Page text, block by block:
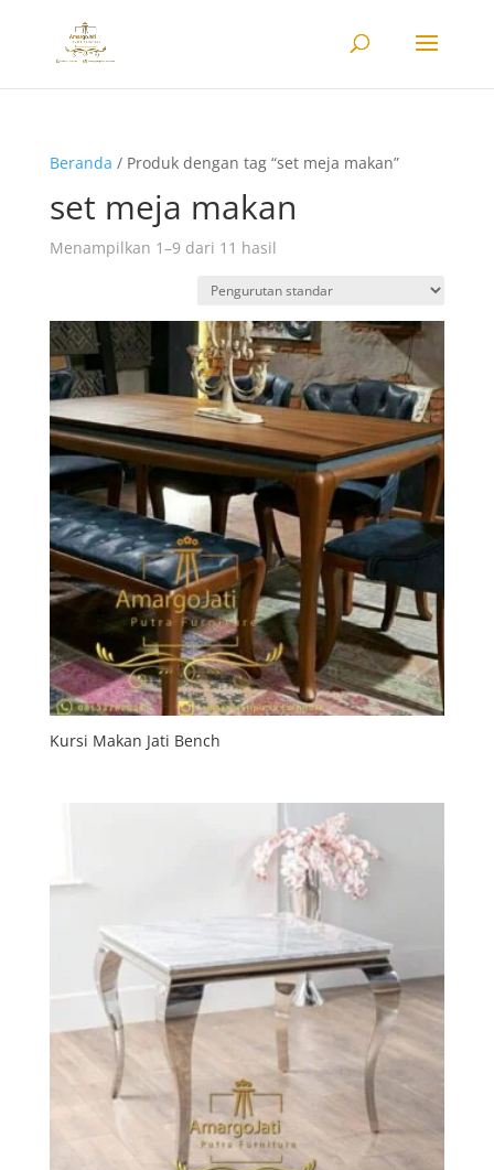
Beranda / Produk dengan tag “set meja makan”
set meja makan
Menampilkan 1–9 dari 11 hasil
Kursi Makan Jati Bench